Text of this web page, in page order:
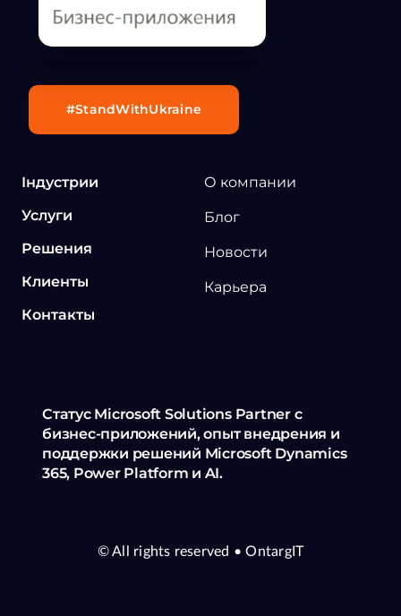
Індустрии
Услуги
Решения
Клиенты
Контакты
О компании
Блог
Новости
Карьера
Статус Microsoft Solutions Partner с
бизнес-приложений, опыт внедрения и
поддержки решений Microsoft Dynamics
365, Power Platform и AI.
#StandWithUkraine
© All rights reserved • OntargIT